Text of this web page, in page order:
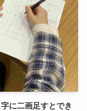
に二画足すとでき